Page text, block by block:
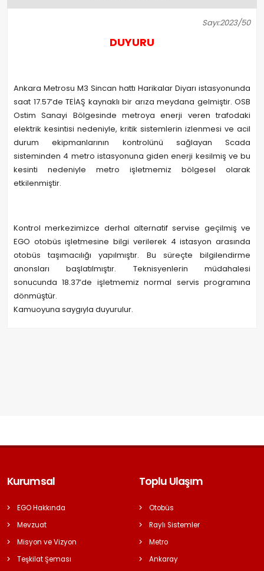
Sayı:2023/50
DUYURU
Ankara Metrosu M3 Sincan hattı Harikalar Diyarı istasyonunda
saat 17.57’de TEİAŞ kaynaklı bir arıza meydana gelmiştir. OSB
Ostim Sanayi Bölgesinde metroya enerji veren trafodaki
elektrik kesintisi nedeniyle, kritik sistemlerin izlenmesi ve acil
durum ekipmanlarının kontrolünü sağlayan Scada
sisteminden 4 metro istasyonuna giden enerji kesilmiş ve bu
kesinti nedeniyle metro işletmemiz bölgesel olarak
etkilenmiştir.
Kontrol merkezimizce derhal alternatif servise geçilmiş ve
EGO otobüs işletmesine bilgi verilerek 4 istasyon arasında
otobüs taşımacılığı yapılmıştır. Bu süreçte bilgilendirme
anonsları başlatılmıştır. Teknisyenlerin müdahalesi
sonucunda 18.37’de işletmemiz normal servis programına
dönmüştür.
Kamuoyuna saygıyla duyurulur.
Kurumsal
EGO Hakkında
Mevzuat
Misyon ve Vizyon
Teşkilat Şeması
Toplu Ulaşım
Otobüs
Raylı Sistemler
Metro
Ankaray